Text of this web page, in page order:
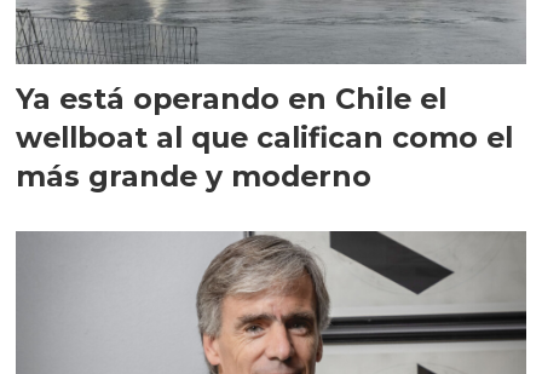
Ya está operando en Chile el
wellboat al que califican como el
más grande y moderno